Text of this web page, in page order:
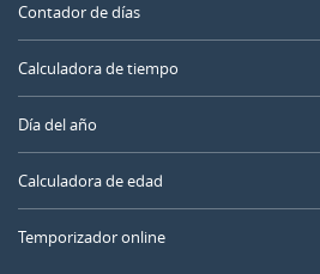
Contador de días
Calculadora de tiempo
Día del año
Calculadora de edad
Temporizador online